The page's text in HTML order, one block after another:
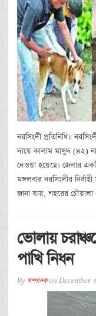
নরসিংদী প্রতিনিধি॥
দায়ে কালাম মাসুদ (৪২)
দেওয়া হয়েছে। জেলার
মঙ্গলবার নরসিংদীর
জানা যায়, শহরের
ভোলায়
পাখি নিধন
By সম্পাদকon December